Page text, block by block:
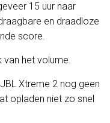
15 uur naar
en draadloze
score.
van het volume.
Xtreme 2 nog geen
opladen niet zo snel